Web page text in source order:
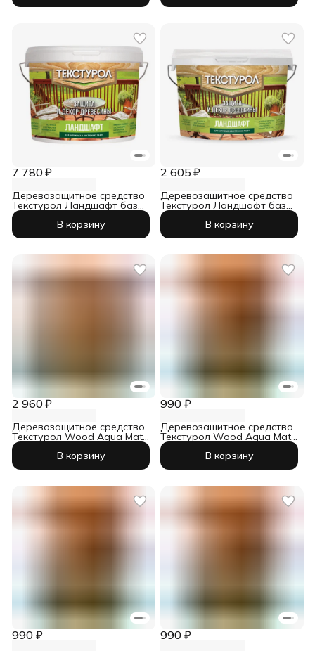
7 780 ₽
Деревозащитное средство
Текстурол Ландшафт база
А 9 л
В корзину
2 605 ₽
Деревозащитное средство
Текстурол Ландшафт база
А 2,5 л
В корзину
2 960 ₽
Деревозащитное средство
Текстурол Wood Aqua Matt
тик 2,5 л
В корзину
990 ₽
Деревозащитное средство
Текстурол Wood Aqua Matt
тик 0,8 л
В корзину
990 ₽ 990 ₽